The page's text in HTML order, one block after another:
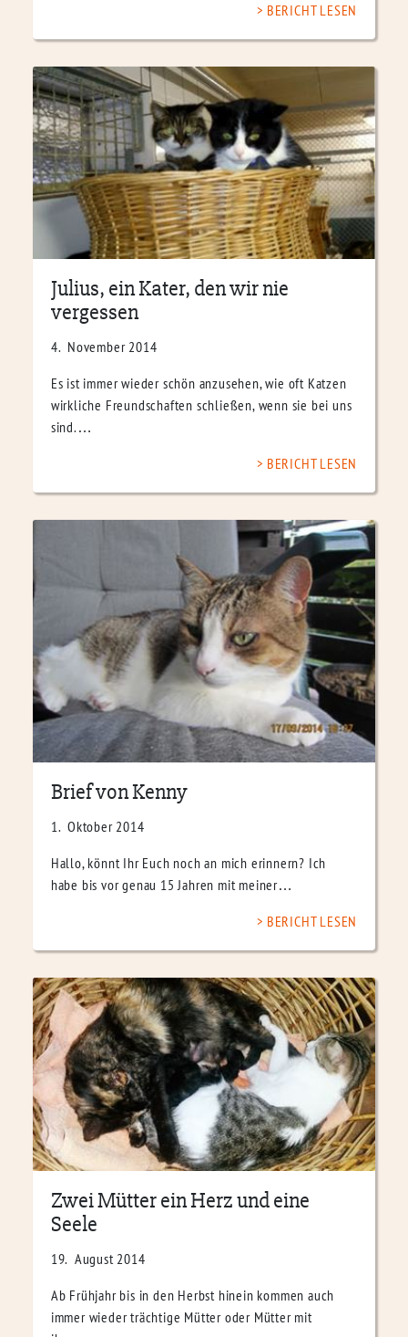
BERICHT LESEN
Julius, ein Kater, den wir nie
vergessen
4. November 2014
Es ist immer wieder schön anzusehen, wie oft Katzen
wirkliche Freundschaften schließen, wenn sie bei uns
sind.…
BERICHT LESEN
Brief von Kenny
1. Oktober 2014
Hallo, könnt Ihr Euch noch an mich erinnern? Ich
habe bis vor genau 15 Jahren mit meiner…
BERICHT LESEN
Zwei Mütter ein Herz und eine
Seele
19. August 2014
Ab Frühjahr bis in den Herbst hinein kommen auch
immer wieder trächtige Mütter oder Mütter mit